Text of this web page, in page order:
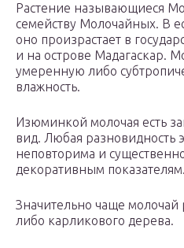
Растение называющиеся
семейству Молочайных. В
оно произрастает в
и на острове Мадагаскар.
умеренную либо
влажность.
Изюминкой молочая есть
вид. Любая разновидность
неповторима и
декоративным показателям.
Значительно чаще молочай
либо карликового дерева.